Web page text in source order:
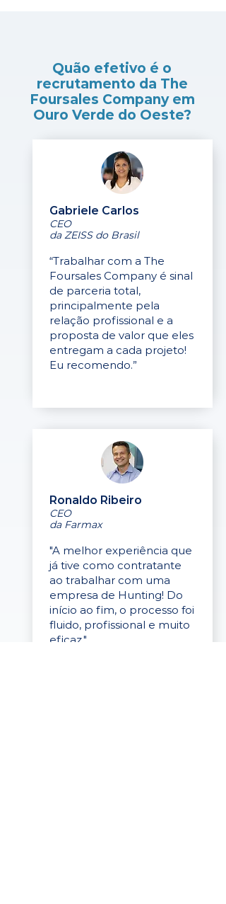
Quão efetivo é o
recrutamento da The
Foursales Company em
Ouro Verde do Oeste?
Gabriele Carlos
CEO
da ZEISS do Brasil
“Trabalhar com a The
Foursales Company é sinal
de parceria total,
principalmente pela
relação profissional e a
proposta de valor que eles
entregam a cada projeto!
Eu recomendo.”
Ronaldo Ribeiro
CEO
da Farmax
"A melhor experiência que
já tive como contratante
ao trabalhar com uma
empresa de Hunting! Do
início ao fim, o processo foi
fluido, profissional e muito
eficaz."